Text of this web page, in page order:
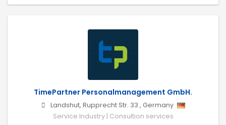
TimePartner Personalmanagement GmbH.
Landshut, Rupprecht Str. 33 , Germany
Service Industry | Consultion services